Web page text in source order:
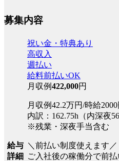
募集内容
給与
詳細
祝い金・特典あり
高収入
週払い
給料前払いOK
月収例422,000円
月収例42.2万円/時給2000
内訳：162.75h（内深夜
※残業・深夜手当含む
＼前払い制度使えます／
ご入社後の稼働分で前